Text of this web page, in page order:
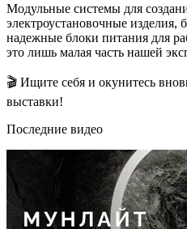
Модульные системы для
электроустановочные изделия,
надежные блоки питания для
это лишь малая часть нашей
🎬 Ищите себя и окунитесь
выставки!
Последние видео